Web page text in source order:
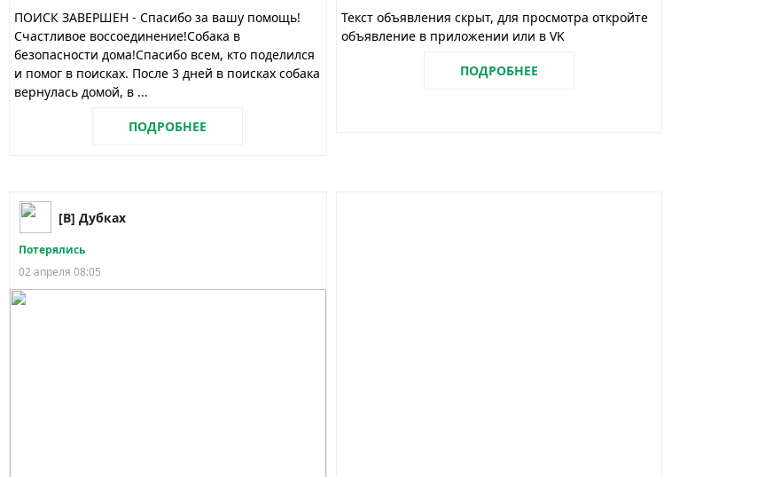
ПОИСК ЗАВЕРШЕН - Спасибо за вашу помощь!
Счастливое воссоединение!Собака в
безопасности дома!Спасибо всем, кто поделился
и помог в поисках. После 3 дней в поисках собака
вернулась домой, в ...
ПОДРОБНЕЕ
Текст объявления скрыт, для просмотра откройте
объявление в приложении или в VK
ПОДРОБНЕЕ
[В] Дубках
Потерялись
02 апреля 08:05